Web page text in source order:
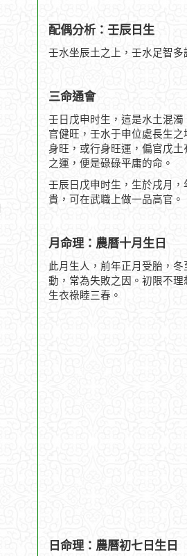
配偶分析：壬辰日生
壬水坐辰土之上，壬水足智
三命通會
壬日戊申时生，這是水土混
官健旺，壬水于申位處長生
身旺，或行身旺運，偏官戊
之運，便是碌碌平庸的命。
壬辰日戊申时生，生於戌月
貴，可在武職上做一品高官。
月命理：農曆十月生日
此月生人，前年正月受胎，
動，常為失敗之因。初限不
生衣祿睦三春。
日命理：農曆初七日生日